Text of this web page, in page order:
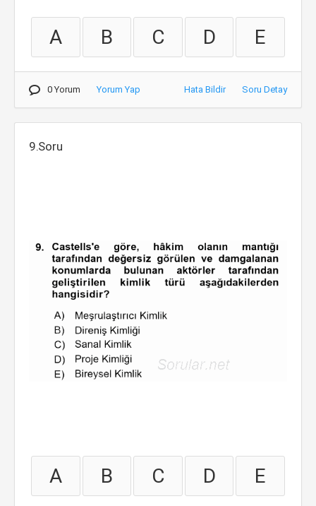
A B C D E
0 Yorum Yorum Yap Hata Bildir Soru Detay
9.Soru
A B C D E